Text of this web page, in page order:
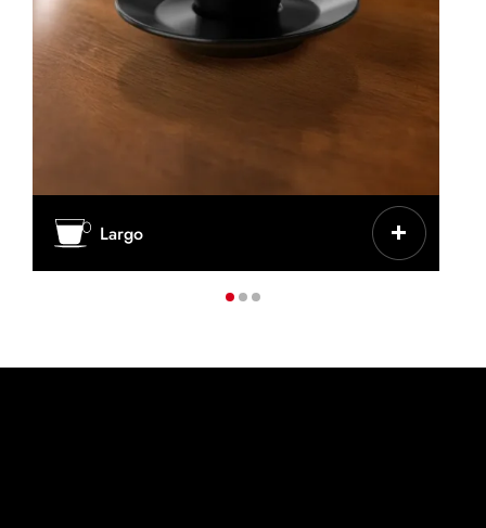
CARACTERÍSTICAS
Menos intenso, más agua en la extracción
TAZA/VASO
Taza de cerámica gruesa o taza de
50-60 ml
Largo